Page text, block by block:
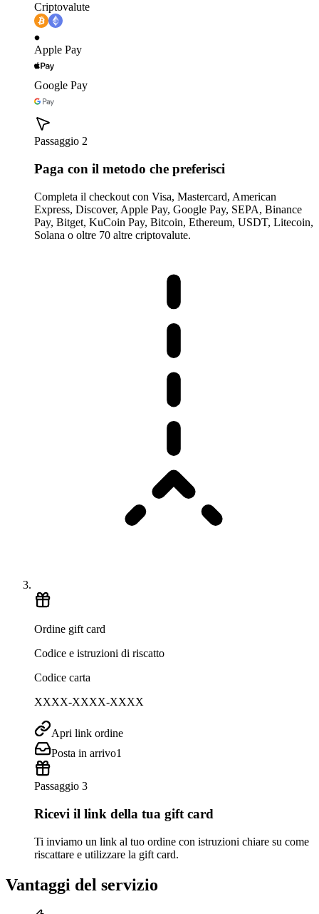
Criptovalute
Apple Pay
Google Pay
Passaggio 2
Paga con il metodo che preferisci
Completa il checkout con Visa, Mastercard, American
Express, Discover, Apple Pay, Google Pay, SEPA, Binance
Pay, Bitget, KuCoin Pay, Bitcoin, Ethereum, USDT, Litecoin,
Solana o oltre 70 altre criptovalute.
Ordine gift card
Codice e istruzioni di riscatto
Codice carta
XXXX-XXXX-XXXX
Apri link ordine
Posta in arrivo1
Passaggio 3
Ricevi il link della tua gift card
Ti inviamo un link al tuo ordine con istruzioni chiare su come
riscattare e utilizzare la gift card.
Vantaggi del servizio